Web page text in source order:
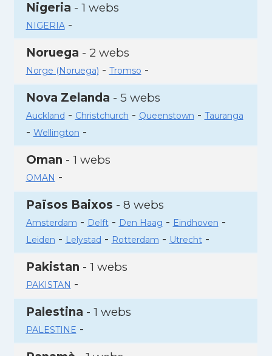
Nigeria - 1 webs
NIGERIA-
Noruega - 2 webs
Norge (Noruega) - Tromso -
Nova Zelanda - 5 webs
Auckland - Christchurch - Queenstown - Tauranga
- Wellington -
Oman - 1 webs
OMAN -
Països Baixos - 8 webs
Amsterdam - Delft- Den Haag - Eindhoven -
Leiden - Lelystad - Rotterdam - Utrecht-
Pakistan - 1 webs
PAKISTAN -
Palestina - 1 webs
PALESTINE -